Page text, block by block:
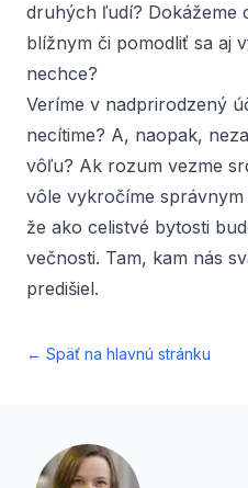
druhých ľudí? Dokážeme
blížnym či pomodliť sa aj
nechce?
Veríme v nadprirodzený
necítime? A, naopak,
vôľu? Ak rozum vezme
vôle vykročíme
že ako celistvé bytosti
večnosti. Tam, kam nás
predišiel.
← Späť na hlavnú stránku